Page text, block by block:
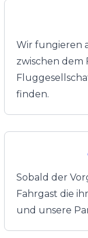
Wir fungieren
zwischen
finden.
Sobald der
Fahrgast die
und unsere